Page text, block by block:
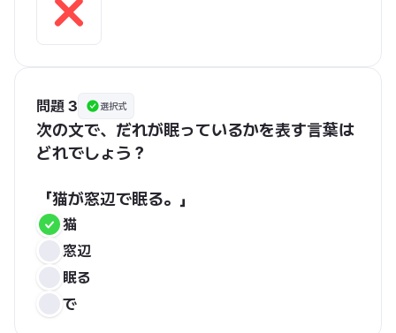
問題 3 選択式
次の文で、だれが眠っているかを表す言葉は
どれでしょう？
「猫が窓辺で眠る。」
猫
窓辺
眠る
で